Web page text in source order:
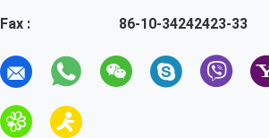
Fax :
86-10-34242423-33